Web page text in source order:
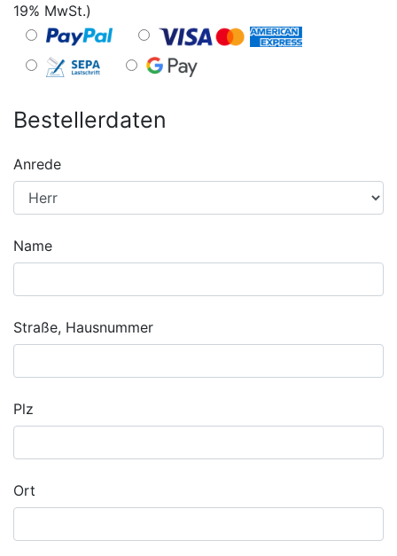
19% MwSt.)
Bestellerdaten
Anrede
Name
Straße, Hausnummer
Plz
Ort